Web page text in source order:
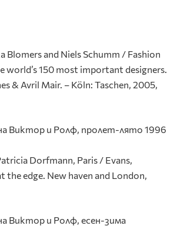
and Niels Schumm / Fashion
world’s 150 most important designers.
& Avril Mair. – Köln: Taschen, 2005,
Виктор и Ролф, пролет-лято 1996
Dorfmann, Paris / Evans,
the edge. New haven and London,
Виктор и Ролф, есен-зима